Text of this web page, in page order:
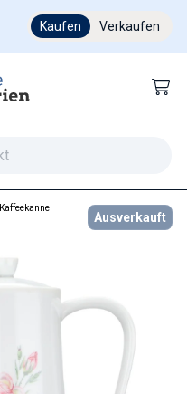
Ab 200 €
Kaufen Verkaufen
Kaffeekanne
Ausverkauft